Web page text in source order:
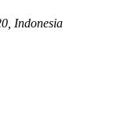
Indonesia